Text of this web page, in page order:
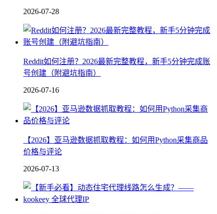
2026-07-28
Reddit如何注册？2026最新完整教程，新手5分钟完成账
号创建（附避坑指南）
2026-07-16
【2026】亚马逊数据抓取教程：如何用Python采集商品
价格与评论
2026-07-13